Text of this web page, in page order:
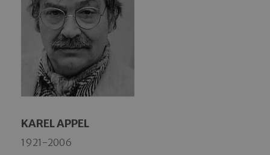
KAREL APPEL
1921-2006